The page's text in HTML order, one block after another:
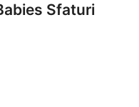
Sfaturi